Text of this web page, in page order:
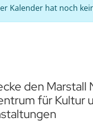
Kalender hat noch
den Marstall
für Kultur